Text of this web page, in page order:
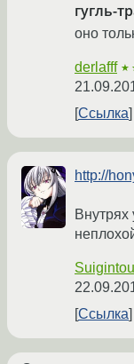
гугль-
оно
derlafff
Ссылка
http://
Внутрях
Suigintou
Ссылка